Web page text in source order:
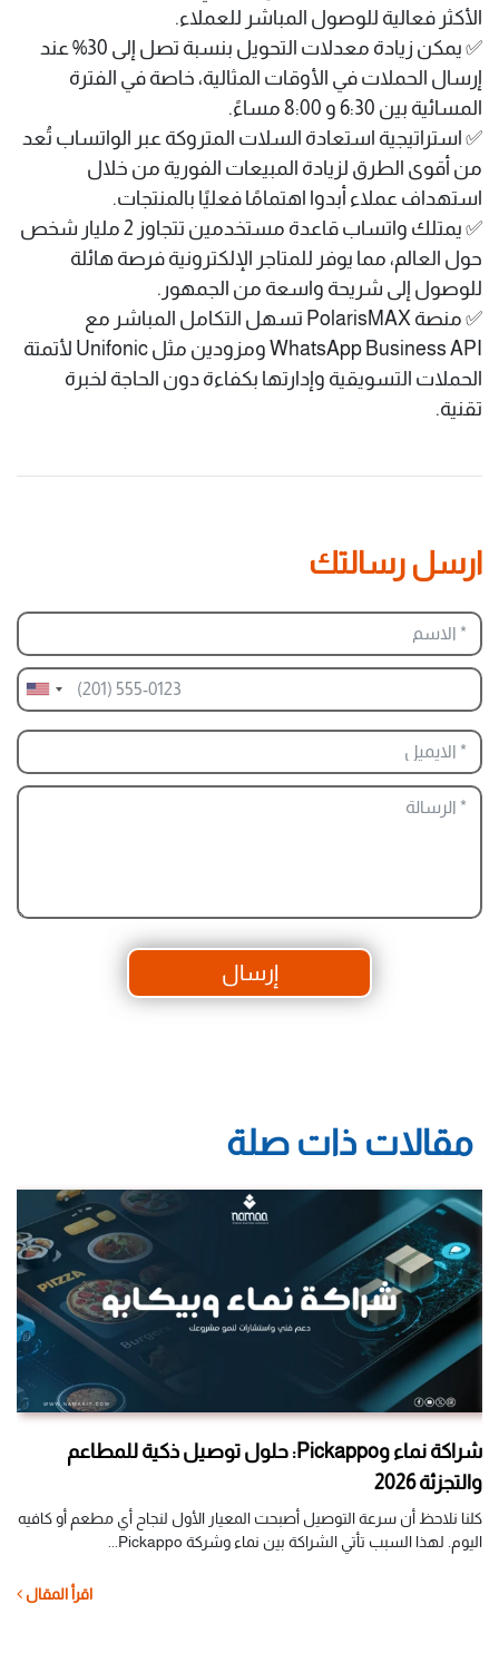
الأكثر فعالية للوصول المباشر للعملاء.
✅ يمكن زيادة معدلات التحويل بنسبة تصل إلى 30% عند
إرسال الحملات في الأوقات المثالية، خاصة في الفترة
المسائية بين 6:30 و 8:00 مساءً.
✅ استراتيجية استعادة السلات المتروكة عبر الواتساب تُعد
من أقوى الطرق لزيادة المبيعات الفورية من خلال
استهداف عملاء أبدوا اهتمامًا فعليًا بالمنتجات.
✅ يمتلك واتساب قاعدة مستخدمين تتجاوز 2 مليار شخص
حول العالم، مما يوفر للمتاجر الإلكترونية فرصة هائلة
للوصول إلى شريحة واسعة من الجمهور.
✅ منصة PolarisMAX تسهل التكامل المباشر مع
WhatsApp Business API ومزودين مثل Unifonic لأتمتة
الحملات التسويقية وإدارتها بكفاءة دون الحاجة لخبرة
تقنية.
ارسل رسالتك
إرسال
مقالات ذات صلة
شراكة نماء وPickappo: حلول توصيل ذكية للمطاعم
والتجزئة 2026
كلنا نلاحظ أن سرعة التوصيل أصبحت المعيار الأول لنجاح أي مطعم أو كافيه
اليوم. لهذا السبب تأتي الشراكة بين نماء وشركة Pickappo...
اقرأ المقال